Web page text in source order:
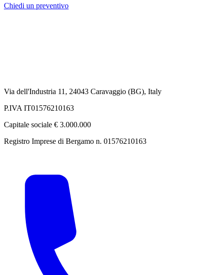
Chiedi un preventivo
Via dell'Industria 11, 24043 Caravaggio (BG), Italy
P.IVA IT01576210163
Capitale sociale € 3.000.000
Registro Imprese di Bergamo n. 01576210163